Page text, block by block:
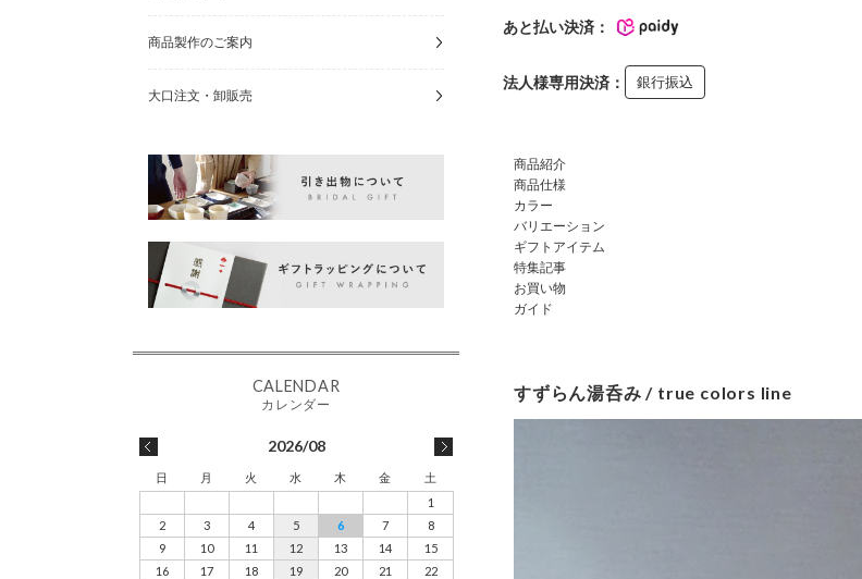
あと払い決済：
法人様専用決済： 銀行振込
商品紹介
商品仕様
カラー
バリエーション
ギフトアイテム
特集記事
お買い物
ガイド
すずらん湯呑み / true colors line
商品製作のご案内
大口注文・卸販売
2026/08
日 月 火 水 木 金
土
1
2
3 4 5 6 7
8
9
10 11 12 13 14
15
16
17 18 19 20 21
22